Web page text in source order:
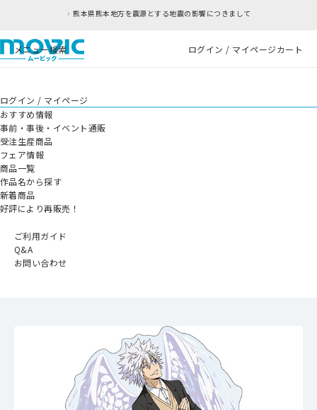
熊本県熊本地方を震源とする地震の影響につきまして
メニュー検索 ログイン / マイページカート
ログイン / マイページ
おすすめ情報
事前・事後・イベント通販
受注生産商品
フェア情報
商品一覧
作品名から探す
新着商品
好評により再販売！
ご利用ガイド
Q&A
お問い合わせ